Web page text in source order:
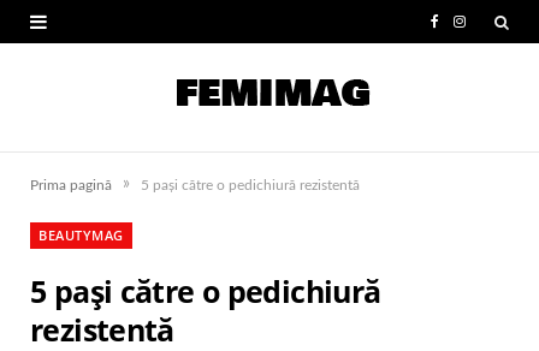
e
I
t
Prima pagină » 5 pași către o pedichiură rezistentă
BEAUTYMAG
5 pași către o pedichiură
rezistentă